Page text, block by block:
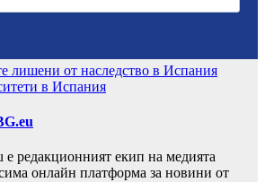
лишени от наследство в Испания
в Испания
редакционният екип на медията
онлайн платформа за новини от